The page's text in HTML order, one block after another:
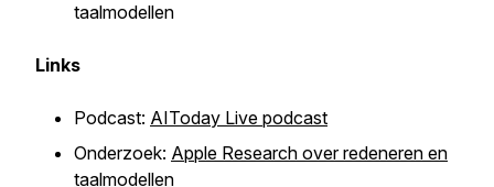
taalmodellen
Links
Podcast: AIToday Live podcast
Onderzoek: Apple Research over redeneren en
taalmodellen